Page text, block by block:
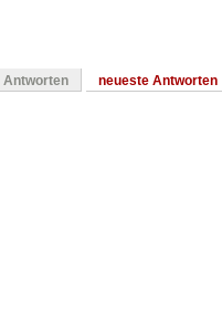
Antworten neueste Antworten